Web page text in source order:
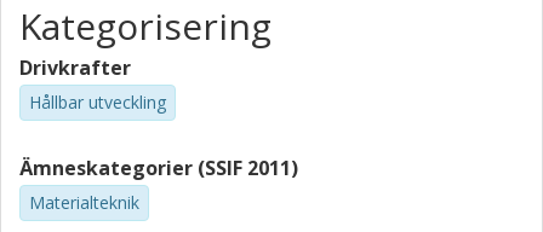
Kategorisering
Drivkrafter
Hållbar utveckling
Ämneskategorier (SSIF 2011)
Materialteknik